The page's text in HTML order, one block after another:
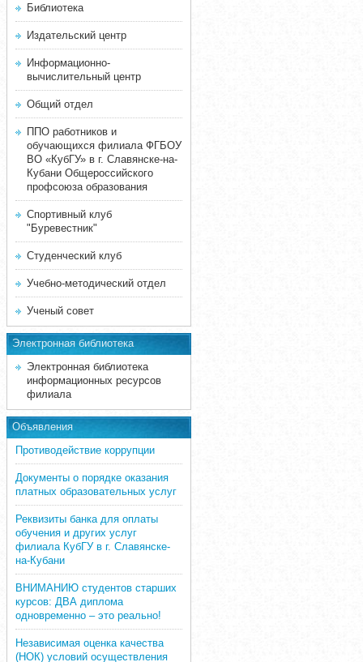
Библиотека
Издательский центр
Информационно-
вычислительный центр
Общий отдел
ППО работников и
обучающихся филиала ФГБОУ
ВО «КубГУ» в г. Славянске-на-
Кубани Общероссийского
профсоюза образования
Спортивный клуб
"Буревестник"
Студенческий клуб
Учебно-методический отдел
Ученый совет
Электронная библиотека
Электронная библиотека
информационных ресурсов
филиала
Объявления
Противодействие коррупции
Документы о порядке оказания
платных образовательных услуг
Реквизиты банка для оплаты
обучения и других услуг
филиала КубГУ в г. Славянске-
на-Кубани
ВНИМАНИЮ студентов старших
курсов: ДВА диплома
одновременно – это реально!
Независимая оценка качества
(НОК) условий осуществления